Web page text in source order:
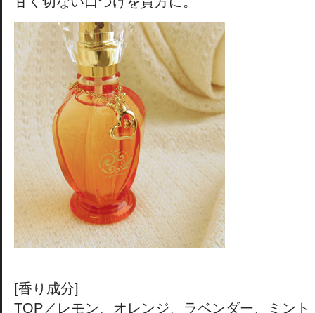
[香り成分]
TOP／レモン、オレンジ、ラベンダー、ミント